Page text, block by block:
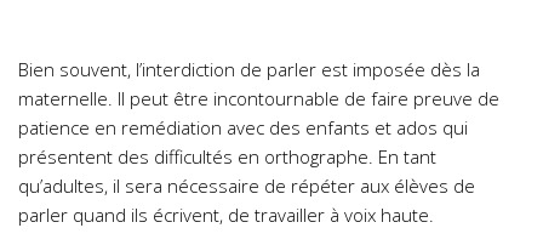
Bien souvent, l’interdiction de parler est imposée dès la
maternelle. Il peut être incontournable de faire preuve de
patience en remédiation avec des enfants et ados qui
présentent des difficultés en orthographe. En tant
qu’adultes, il sera nécessaire de répéter aux élèves de
parler quand ils écrivent, de travailler à voix haute.